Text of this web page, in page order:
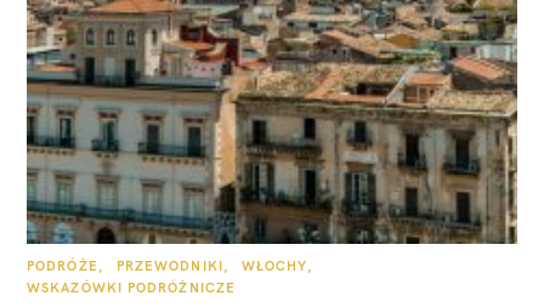
K
T
PODRÓŻE PRZEWODNIKI
WŁOCHY
WSKAZÓWKI PODRÓŻNICZE